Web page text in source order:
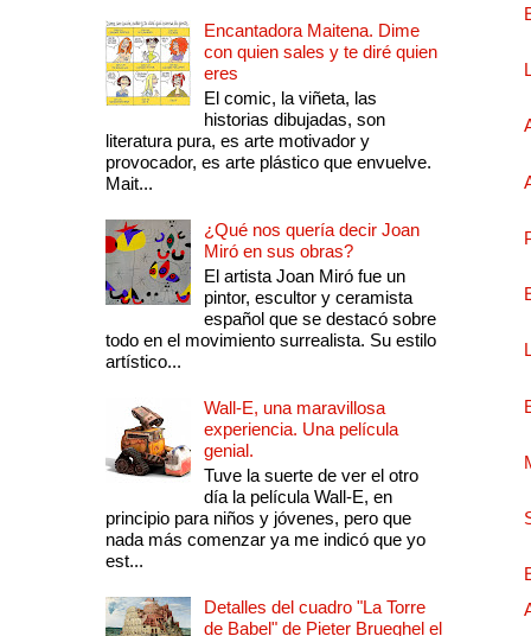
Encantadora Maitena. Dime
con quien sales y te diré quien
eres
El comic, la viñeta, las
historias dibujadas, son
literatura pura, es arte motivador y
provocador, es arte plástico que envuelve.
Mait...
¿Qué nos quería decir Joan
Miró en sus obras?
El artista Joan Miró fue un
pintor, escultor y ceramista
español que se destacó sobre
todo en el movimiento surrealista. Su estilo
artístico...
Wall-E, una maravillosa
experiencia. Una película
genial.
Tuve la suerte de ver el otro
día la película Wall-E, en
principio para niños y jóvenes, pero que
nada más comenzar ya me indicó que yo
est...
Detalles del cuadro "La Torre
de Babel" de Pieter Brueghel el